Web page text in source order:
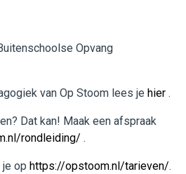
Opvang
van Op Stoom lees je hier .
Dat kan! Maak een afspraak
rondleiding/ .
je op https://opstoom.nl/tarieven/.